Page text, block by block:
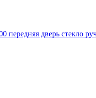
дверь стекло